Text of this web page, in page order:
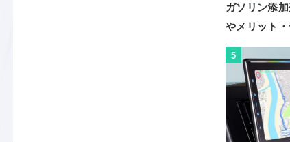
ガソリン添
やメリット
5